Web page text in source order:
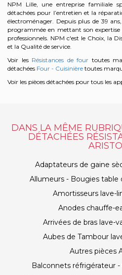
NPM Lille, une entreprise familiale
détachées pour l’entretien et la
électroménager. Depuis plus de 39
programmée en mettant son expertise
professionnels. NPM c'est le Choix, la
et la Qualité de service.
Voir les Résistances de four toutes
détachées Four - Cuisinière toutes
Voir les pièces détachées pour tous les
DANS LA MÊME
DÉTACHÉES
Adaptateurs de gaine
Allumeurs - Bougies table
Amortisseurs lave-
Anodes chauffe-
Arrivées de bras lave-
Aubes de Tambour
Autres pièces
Balconnets réfrigérateur -